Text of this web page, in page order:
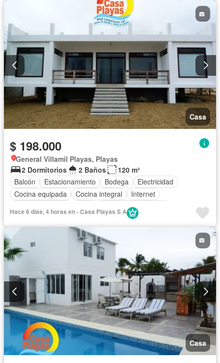
Completamente amoblado
Casa
$ 198.000
General Villamil Playas, Playas
2 Dormitorios
2 Baños
120 m²
Balcón
Estacionamiento Bodega
Electricidad
Cocina equipada
Cocina integral
Internet
Garita de guardianía
Hace 6 días, 4 horas en - Casa Playas S A
Casa